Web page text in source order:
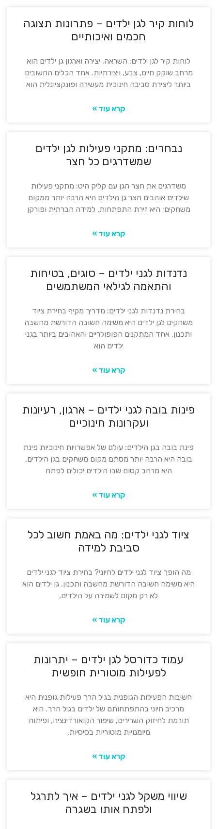
לוחות קיר לגן ילדים – פתרונות תצוגה
חכמים ואיכותיים
לוחות קיר לגן ילדים: השראה, יצירה וארגון גן ילדים הוא
מרחב שוקק חיים, צבע, ויצירתיות. אחד הכלים החשובים
ביותר ליצירת סביבה חינוכית מעשירה ופונקציונלית הוא
קרא עוד »
נבחרים: מתקני פעילות לגן ילדים
שמשדרגים כל חצר
משדרגים את חצר הגן עם קליק היט: מתקני פעילות
שילדים אוהבים חצר גן הילדים היא הרבה יותר ממקום
משחקים; היא זירת התפתחות, למידה חברתית ופורקן
קרא עוד »
נדנדות לגני ילדים – סוגים, בטיחות
והתאמה לגילאי המשתמשים
בחירת נדנדות לגני ילדים: מדריך מקיף בחירת ציוד
משחקים לגן ילדים היא משימה חשובה הדורשת מחשבה
ותכנון. אחד המתקנים הפופולריים והאהובים ביותר בגני
ילדים הוא
קרא עוד »
פינות בובה לגני ילדים – ארגון, רעיונות
ועקרונות חינוכיים
פינת בובה בגן הילדים: עולם של אפשרויות חינוכיות פינת
בובה היא הרבה יותר מסתם מקום משחקים בגן הילדים.
היא מרחב קסום שבו הילדים יכולים לפתח
קרא עוד »
ציוד לגני ילדים: מה באמת חשוב לכל
סביבת למידה
מה הופך ציוד לגני ילדים לחיוני? בחירת ציוד לגני ילדים
היא משימה חשובה הדורשת מחשבה ותכנון. גן ילדים הוא
לא רק מקום לשמירה על הילדים,
קרא עוד »
עמוד כדורסל לגן ילדים – יתרונות
לפעילות מוטורית חופשית
חשיבות הפעילות הגופנית בגיל הרך פעילות גופנית היא
מרכיב חיוני בהתפתחותם של ילדים בגיל הרך. היא
תורמת לחיזוק השרירים, שיפור הקואורדינציה, ופיתוח
מיומנויות מוטוריות בסיסיות.
קרא עוד »
שיווי משקל לגני ילדים – איך לתרגל
ולפתח אותו בשגרה